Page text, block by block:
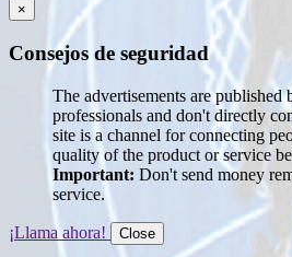
×
Consejos de seguridad
The advertisements are
professionals and don't directly
site is a channel for connecting
quality of the product or service
Important: Don't send money
service.
¡Llama ahora! Close